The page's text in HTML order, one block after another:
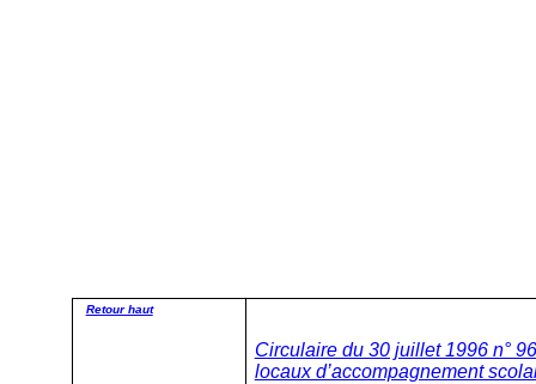
Retour haut
Circulaire du 30 juillet 1996 n°
locaux d’accompagnement